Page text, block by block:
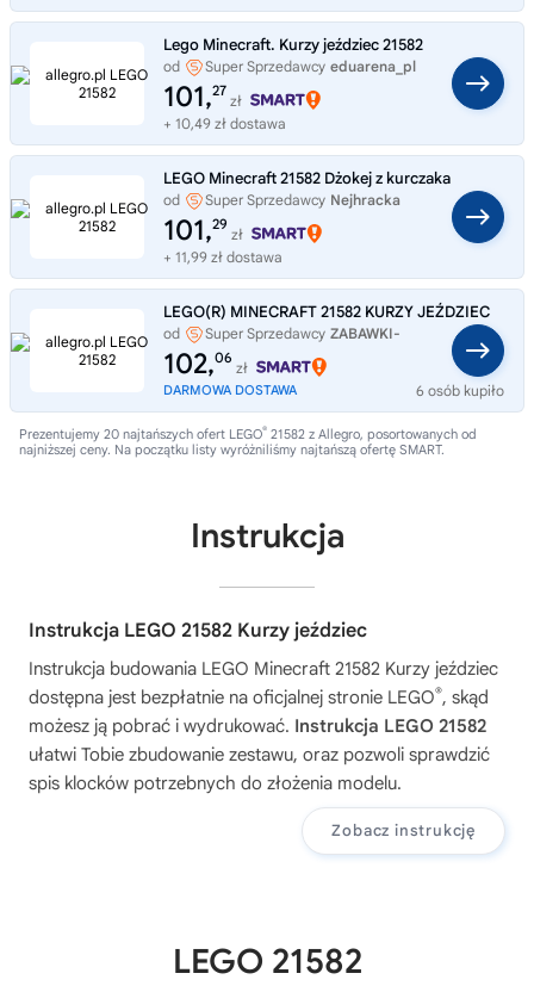
Lego Minecraft. Kurzy jeździec 21582
od Super Sprzedawcy eduarena_pl
101,27
zł
+ 10,49 zł dostawa
LEGO Minecraft 21582 Dżokej z kurczaka
od Super Sprzedawcy Nejhracka
101,29
zł
+ 11,99 zł dostawa
LEGO(R) MINECRAFT 21582 KURZY JEŹDZIEC
od Super Sprzedawcy ZABAWKI-
SZYBKO
102,06
zł
DARMOWA DOSTAWA 6 osób kupiło
Prezentujemy 20 najtańszych ofert LEGO® 21582 z Allegro, posortowanych od
najniższej ceny. Na początku listy wyróżniliśmy najtańszą ofertę SMART.
Instrukcja
Instrukcja LEGO 21582 Kurzy jeździec
Instrukcja budowania LEGO Minecraft 21582 Kurzy jeździec
dostępna jest bezpłatnie na oficjalnej stronie LEGO®, skąd
możesz ją pobrać i wydrukować. Instrukcja LEGO 21582
ułatwi Tobie zbudowanie zestawu, oraz pozwoli sprawdzić
spis klocków potrzebnych do złożenia modelu.
Zobacz instrukcję
LEGO 21582